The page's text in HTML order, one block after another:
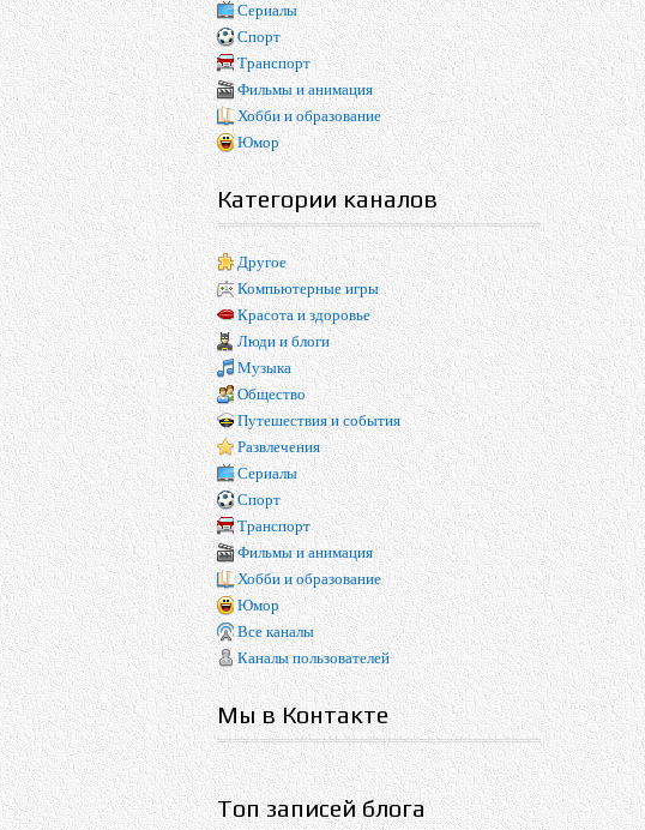
Сериалы
Спорт
Транспорт
Фильмы и анимация
Хобби и образование
Юмор
Категории каналов
Другое
Компьютерные игры
Красота и здоровье
Люди и блоги
Музыка
Общество
Путешествия и события
Развлечения
Сериалы
Спорт
Транспорт
Фильмы и анимация
Хобби и образование
Юмор
Все каналы
Каналы пользователей
Мы в Контакте
Топ записей блога